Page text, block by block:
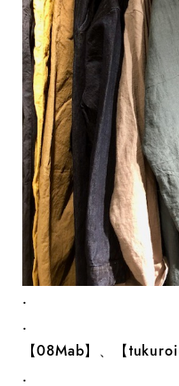
.
.
【08Mab】、【tukuroi
.